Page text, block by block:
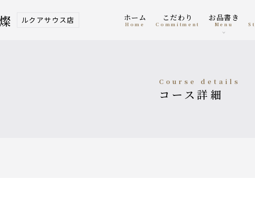
ルクアサウス店 ホーム
home
こだわり
Commitment
お品書き
menu
course details
コース詳細